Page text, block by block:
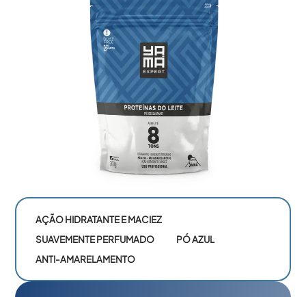
AÇÃO HIDRATANTE E MACIEZ
SUAVEMENTE PERFUMADO
PÓ AZUL
ANTI-AMARELAMENTO